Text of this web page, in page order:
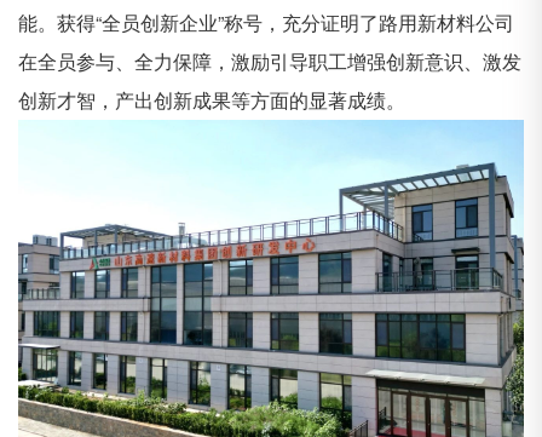
能。获得“全员创新企业”称号，充分证明了路用新材料公司
在全员参与、全力保障，激励引导职工增强创新意识、激发
创新才智，产出创新成果等方面的显著成绩。